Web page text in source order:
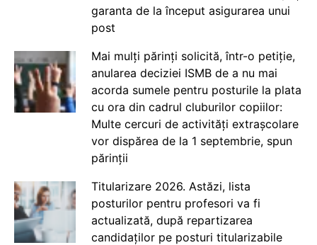
garanta de la început asigurarea unui
post
Mai mulți părinți solicită, într-o petiție,
anularea deciziei ISMB de a nu mai
acorda sumele pentru posturile la plata
cu ora din cadrul cluburilor copiilor:
Multe cercuri de activități extrașcolare
vor dispărea de la 1 septembrie, spun
părinții
Titularizare 2026. Astăzi, lista
posturilor pentru profesori va fi
actualizată, după repartizarea
candidaților pe posturi titularizabile